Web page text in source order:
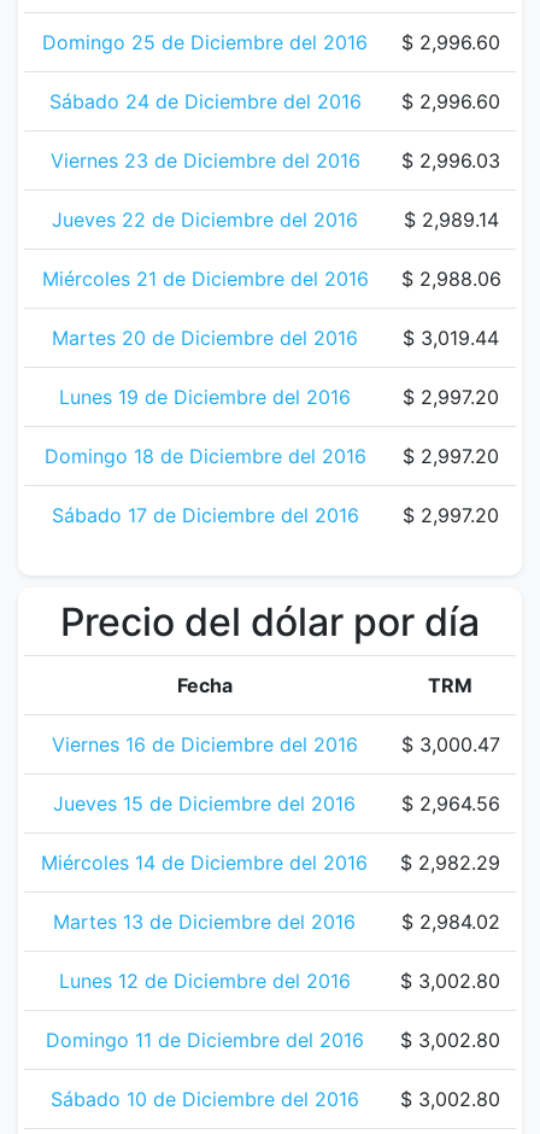
Domingo 25 de Diciembre del 2016 $ 2,996.60
Sábado 24 de Diciembre del 2016 $ 2,996.60
Viernes 23 de Diciembre del 2016 $ 2,996.03
Jueves 22 de Diciembre del 2016 $ 2,989.14
Miércoles 21 de Diciembre del 2016 $ 2,988.06
Martes 20 de Diciembre del 2016 $ 3,019.44
Lunes 19 de Diciembre del 2016 $ 2,997.20
Domingo 18 de Diciembre del 2016 $ 2,997.20
Sábado 17 de Diciembre del 2016 $ 2,997.20
Precio del dólar por día
Fecha TRM
Viernes 16 de Diciembre del 2016 $ 3,000.47
Jueves 15 de Diciembre del 2016 $ 2,964.56
Miércoles 14 de Diciembre del 2016 $ 2,982.29
Martes 13 de Diciembre del 2016 $ 2,984.02
Lunes 12 de Diciembre del 2016 $ 3,002.80
Domingo 11 de Diciembre del 2016 $ 3,002.80
Sábado 10 de Diciembre del 2016 $ 3,002.80